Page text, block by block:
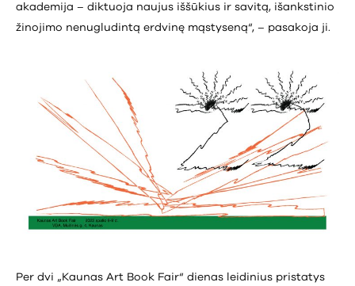
akademija – diktuoja naujus iššūkius ir savitą, išankstinio
žinojimo nenugludintą erdvinę mąstyseną“, – pasakoja ji.
Per dvi „Kaunas Art Book Fair“ dienas leidinius pristatys